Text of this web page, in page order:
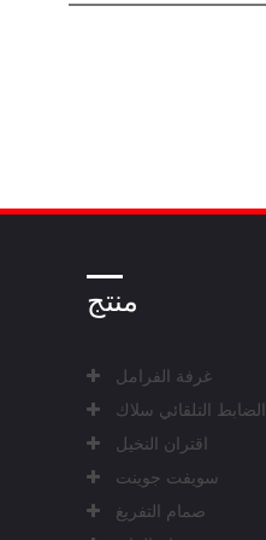
منتج
غرفة الفرامل
الضابط التلقائي سلاك
اقتران النخيل
سويفت جوينت
صمام التفريغ